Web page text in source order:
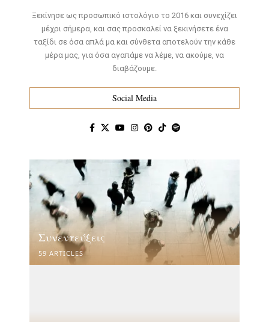
Ξεκίνησε ως προσωπικό ιστολόγιο το 2016 και συνεχίζει
μέχρι σήμερα, και σας προσκαλεί να ξεκινήσετε ένα
ταξίδι σε όσα απλά μα και σύνθετα αποτελούν την κάθε
μέρα μας, για όσα αγαπάμε να λέμε, να ακούμε, να
διαβάζουμε.
Social Media
Συνεντεύξεις
59 ARTICLES